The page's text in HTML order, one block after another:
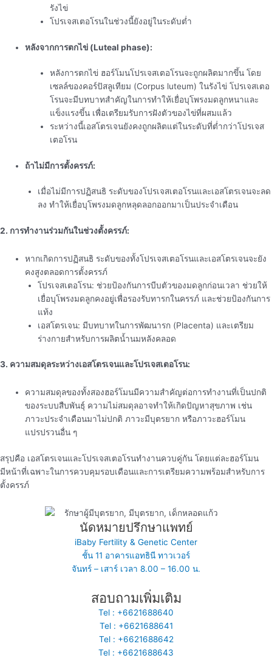
รังไข่
โปรเจสเตอโรนในช่วงนี้ยังอยู่ในระดับต่ำ
หลังจากการตกไข่ (Luteal phase):
หลังการตกไข่ ฮอร์โมนโปรเจสเตอโรนจะถูกผลิตมากขึ้น โดย
เซลล์ของคอร์ปัสลูเทียม (Corpus luteum) ในรังไข่ โปรเจสเตอ
โรนจะมีบทบาทสำคัญในการทำให้เยื่อบุโพรงมดลูกหนาและ
แข็งแรงขึ้น เพื่อเตรียมรับการฝังตัวของไข่ที่ผสมแล้ว
ระหว่างนี้เอสโตรเจนยังคงถูกผลิตแต่ในระดับที่ต่ำกว่าโปรเจส
เตอโรน
ถ้าไม่มีการตั้งครรภ์:
เมื่อไม่มีการปฏิสนธิ ระดับของโปรเจสเตอโรนและเอสโตรเจนจะลด
ลง ทำให้เยื่อบุโพรงมดลูกหลุดลอกออกมาเป็นประจำเดือน
2. การทำงานร่วมกันในช่วงตั้งครรภ์:
หากเกิดการปฏิสนธิ ระดับของทั้งโปรเจสเตอโรนและเอสโตรเจนจะยัง
คงสูงตลอดการตั้งครรภ์
โปรเจสเตอโรน: ช่วยป้องกันการบีบตัวของมดลูกก่อนเวลา ช่วยให้
เยื่อบุโพรงมดลูกคงอยู่เพื่อรองรับทารกในครรภ์ และช่วยป้องกันการ
แท้ง
เอสโตรเจน: มีบทบาทในการพัฒนารก (Placenta) และเตรียม
ร่างกายสำหรับการผลิตน้ำนมหลังคลอด
3. ความสมดุลระหว่างเอสโตรเจนและโปรเจสเตอโรน:
ความสมดุลของทั้งสองฮอร์โมนมีความสำคัญต่อการทำงานที่เป็นปกติ
ของระบบสืบพันธุ์ ความไม่สมดุลอาจทำให้เกิดปัญหาสุขภาพ เช่น
ภาวะประจำเดือนมาไม่ปกติ ภาวะมีบุตรยาก หรือภาวะฮอร์โมน
แปรปรวนอื่น ๆ
สรุปคือ เอสโตรเจนและโปรเจสเตอโรนทำงานควบคู่กัน โดยแต่ละฮอร์โมน
มีหน้าที่เฉพาะในการควบคุมรอบเดือนและการเตรียมความพร้อมสำหรับการ
ตั้งครรภ์
นัดหมายปรึกษาแพทย์
iBaby Fertility & Genetic Center
ชั้น 11 อาคารแอทธินี ทาวเวอร์
จันทร์ – เสาร์ เวลา 8.00 – 16.00 น.
สอบถามเพิ่มเติม
Tel : +6621688640
Tel : +6621688641
Tel : +6621688642
Tel : +6621688643